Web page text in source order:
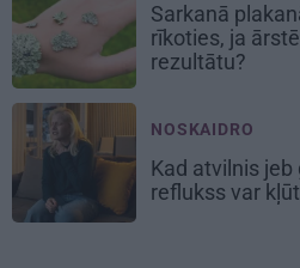
Sarkanā
rīkoties, ja
rezultātu?
NOSKAIDRO
Kad atvilnis
reflukss var